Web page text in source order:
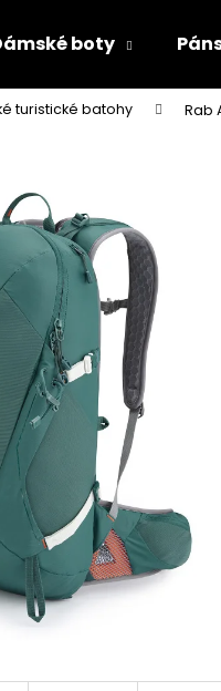
boty
turistické batohy Rab
2 398 Kč